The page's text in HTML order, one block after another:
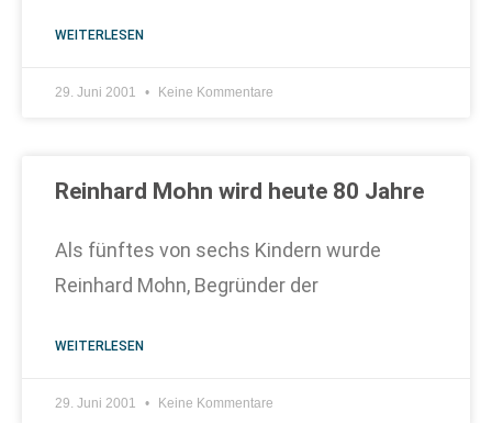
WEITERLESEN
29. Juni 2001 Keine Kommentare
Reinhard Mohn wird heute 80 Jahre
Als fünftes von sechs Kindern wurde
Reinhard Mohn, Begründer der
WEITERLESEN
29. Juni 2001 Keine Kommentare